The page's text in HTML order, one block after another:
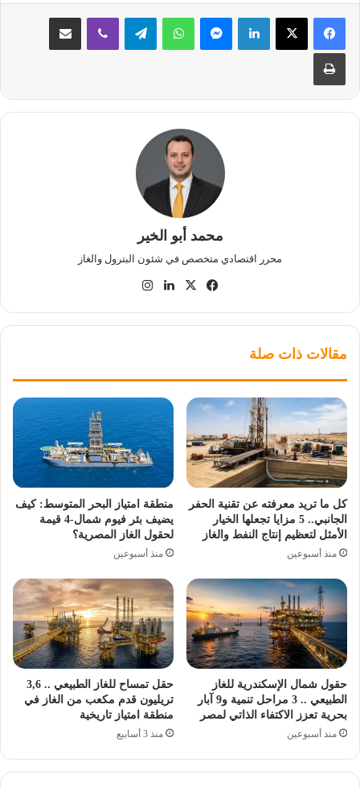
لينكدإن ماسنجر واتساب تيلقرام ڤايبر مشاركة عبر البريد
طباعة
محمد أبو الخير
محرر اقتصادي متخصص في شئون البترول والغاز
فيسبوك
‫X لينكدإن
مقالات ذات صلة
كل ما تريد معرفته عن تقنية الحفر
الجانبي.. 5 مزايا تجعلها الخيار
الأمثل لتعظيم إنتاج النفط والغاز
منذ أسبوعين
منطقة امتياز البحر المتوسط: كيف
يضيف بئر فيوم شمال-4 قيمة
لحقول الغاز المصرية؟
منذ أسبوعين
حقول شمال الإسكندرية للغاز
الطبيعي .. 3 مراحل تنمية و9 آبار
بحرية تعزز الاكتفاء الذاتي لمصر
منذ أسبوعين
حقل تمساح للغاز الطبيعي .. 3,6
تريليون قدم مكعب من الغاز في
منطقة امتياز تاريخية
منذ 3 أسابيع